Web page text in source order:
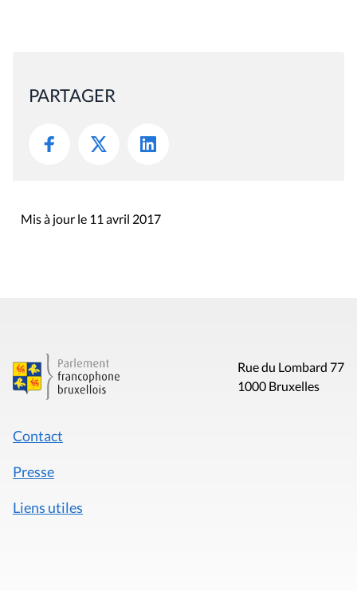
PARTAGER
Mis à jour le 11 avril 2017
Rue du Lombard 77
1000 Bruxelles
Contact
Presse
Liens utiles